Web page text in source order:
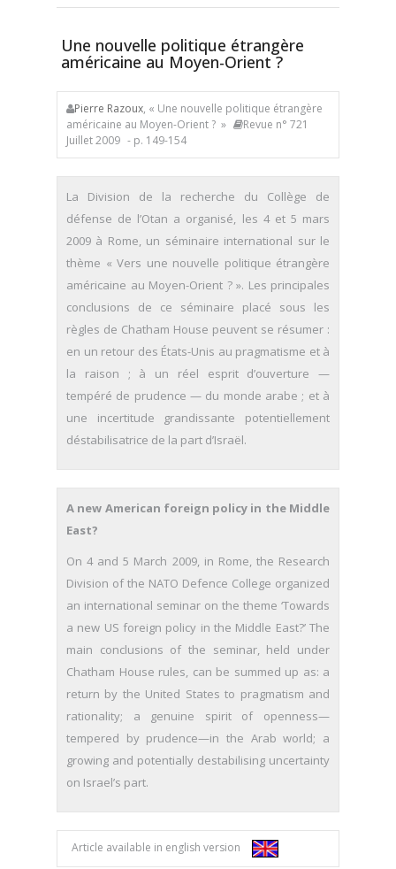
Une nouvelle politique étrangère
américaine au Moyen-Orient ?
Pierre Razoux, « Une nouvelle politique étrangère
américaine au Moyen-Orient ? »
Revue n° 721
Juillet 2009 - p. 149-154
La Division de la recherche du Collège de
défense de l’Otan a organisé, les 4 et 5 mars
2009 à Rome, un séminaire international sur le
thème « Vers une nouvelle politique étrangère
américaine au Moyen-Orient ? ». Les principales
conclusions de ce séminaire placé sous les
règles de Chatham House peuvent se résumer :
en un retour des États-Unis au pragmatisme et à
la raison ; à un réel esprit d’ouverture —
tempéré de prudence — du monde arabe ; et à
une incertitude grandissante potentiellement
déstabilisatrice de la part d’Israël.
A new American foreign policy in the Middle
East?
On 4 and 5 March 2009, in Rome, the Research
Division of the NATO Defence College organized
an international seminar on the theme ‘Towards
a new US foreign policy in the Middle East?’ The
main conclusions of the seminar, held under
Chatham House rules, can be summed up as: a
return by the United States to pragmatism and
rationality; a genuine spirit of openness—
tempered by prudence—in the Arab world; a
growing and potentially destabilising uncertainty
on Israel’s part.
Article available in english version